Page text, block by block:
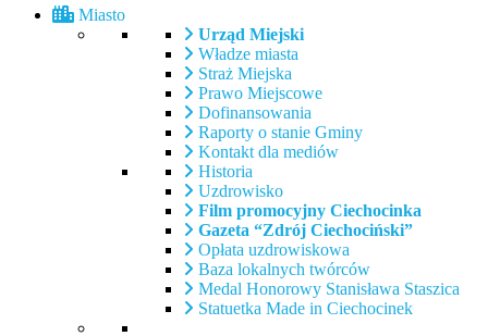
Miasto
Urząd Miejski
Władze miasta
Straż Miejska
Prawo Miejscowe
Dofinansowania
Raporty o stanie Gminy
Kontakt dla mediów
Historia
Uzdrowisko
Film promocyjny Ciechocinka
Gazeta “Zdrój Ciechociński”
Opłata uzdrowiskowa
Baza lokalnych twórców
Medal Honorowy Stanisława Staszica
Statuetka Made in Ciechocinek